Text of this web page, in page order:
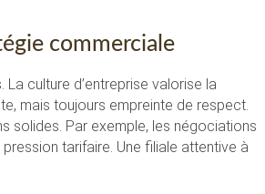
commerciale
culture d’entreprise valorise la
mais toujours empreinte de respect.
solides. Par exemple, les négociations
tarifaire. Une filiale attentive à